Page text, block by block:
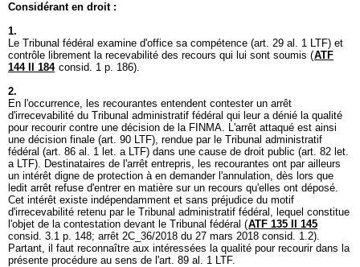
Considérant en droit :
1.
Le Tribunal fédéral examine d'office sa compétence (art. 29 al. 1 LTF) et
contrôle librement la recevabilité des recours qui lui sont soumis (ATF
144 II 184 consid. 1 p. 186).
2.
En l'occurrence, les recourantes entendent contester un arrêt
d'irrecevabilité du Tribunal administratif fédéral qui leur a dénié la qualité
pour recourir contre une décision de la FINMA. L'arrêt attaqué est ainsi
une décision finale (art. 90 LTF), rendue par le Tribunal administratif
fédéral (art. 86 al. 1 let. a LTF) dans une cause de droit public (art. 82 let.
a LTF). Destinataires de l'arrêt entrepris, les recourantes ont par ailleurs
un intérêt digne de protection à en demander l'annulation, dès lors que
ledit arrêt refuse d'entrer en matière sur un recours qu'elles ont déposé.
Cet intérêt existe indépendamment et sans préjudice du motif
d'irrecevabilité retenu par le Tribunal administratif fédéral, lequel constitue
l'objet de la contestation devant le Tribunal fédéral (ATF 135 II 145
consid. 3.1 p. 148; arrêt 2C_36/2018 du 27 mars 2018 consid. 1.2).
Partant, il faut reconnaître aux intéressées la qualité pour recourir dans la
présente procédure au sens de l'art. 89 al. 1 LTF.